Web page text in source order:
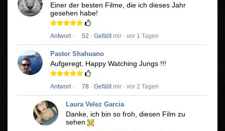
Einer der besten Filme, die ich dieses Jahr
gesehen habe!
Antwort· 52 · Gefälltmir · vor 1 Tagen
Pastor Shahuano
Aufgeregt, Happy Watching Jungs !!!
Antwort· 78 · Gefälltmir · vor 2 Tagen
Laura Velez Garcia
Danke, ich bin so froh, diesen Film zu
sehen